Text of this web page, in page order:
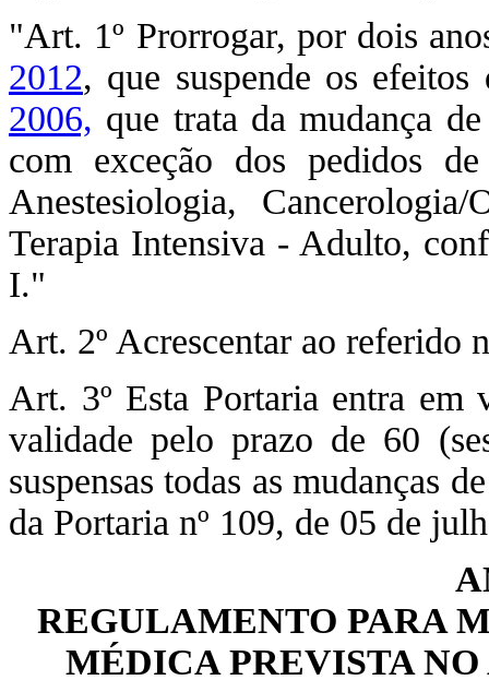
"Art. 1º Prorrogar, por dois
2012, que suspende os
2006, que trata da mudança
com exceção dos pedidos
Anestesiologia,
Terapia Intensiva - Adulto,
I."
Art. 2º Acrescentar ao referido
Art. 3º Esta Portaria entra em
validade pelo prazo de 60
suspensas todas as mudanças
da Portaria nº 109, de 05 de
REGULAMENTO PARA
MÉDICA PREVISTA NO